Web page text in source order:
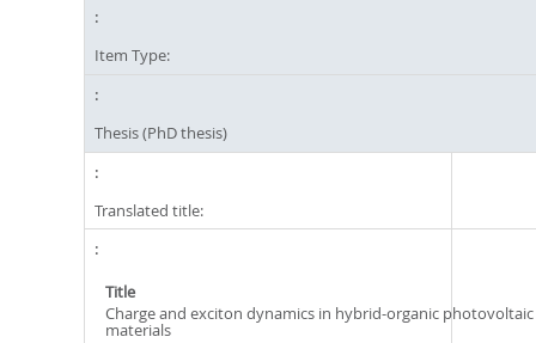
Item Type:
Thesis (PhD thesis)
Translated title:
Title
Charge and exciton dynamics in hybrid-organic photovoltaic
materials